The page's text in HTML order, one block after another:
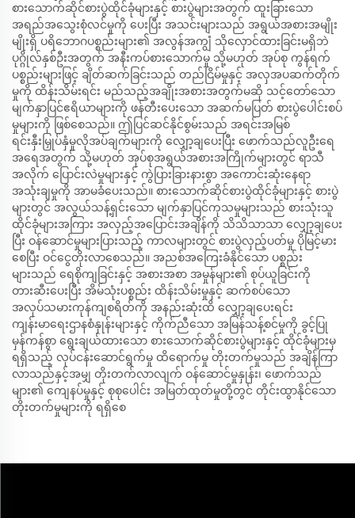
စားသောက်ဆိုင်စားပွဲထိုင်ခုံများနှင့် စားပွဲများအတွက် ထူးခြားသော
အရည်အသွေးစုံလင်မှုကို ပေးပြီး အသင်းများသည် အရွယ်အစားအမျိုး
မျိုးရှိ ပရိဘောဂပစ္စည်းများ၏ အလွန်အကျွံ သိုလှောင်ထားခြင်းမရှိဘဲ
ပုဂ္ဂိုလ်နှစ်ဦးအတွက် အနီးကပ်စားသောက်မှု သို့မဟုတ် အုပ်စု ကွန်ရက်
ပစ္စည်းများဖြင့် ချိတ်ဆက်ခြင်းသည် တည်ငြိမ်မှုနှင့် အလှအပဆက်တိုက်
မှုကို ထိန်းသိမ်းရင်း မည်သည့်အချိုးအစားအတွက်မဆို သင့်တော်သော
မျက်နှာပြင်ဧရိယာများကို ဖန်တီးပေးသော အဆက်မပြတ် စားပွဲပေါင်းစပ်
မှုများကို ဖြစ်စေသည်။ ဤပြင်ဆင်နိုင်စွမ်းသည် အရင်းအမြစ်
ရင်းနှီးမြှုပ်နှံမှုလိုအပ်ချက်များကို လျှော့ချပေးပြီး ဖောက်သည်လူဦးရေ
အရေအတွက် သို့မဟုတ် အုပ်စုအရွယ်အစားအကြိုက်များတွင် ရာသီ
အလိုက် ပြောင်းလဲမှုများနှင့် ကွဲပြားခြားနားစွာ အကောင်းဆုံးနေရာ
အသုံးချမှုကို အာမခံပေးသည်။ စားသောက်ဆိုင်စားပွဲထိုင်ခုံများနှင့် စားပွဲ
များတွင် အလွယ်သန့်ရှင်းသော မျက်နှာပြင်ကုသမှုများသည် စားသုံးသူ
ထိုင်ခုံများအကြား အလှည့်အပြောင်းအချိန်ကို သိသိသာသာ လျှော့ချပေး
ပြီး ဝန်ဆောင်မှုများပြားသည့် ကာလများတွင် စားပွဲလှည့်ပတ်မှု ပိုမြင့်မား
စေပြီး ဝင်ငွေတိုးလာစေသည်။ အညစ်အကြေးခံနိုင်သော ပစ္စည်း
များသည် ရေစိုကျခြင်းနှင့် အစားအစာ အမှုန်များ၏ စုပ်ယူခြင်းကို
တားဆီးပေးပြီး အိမ်သုံးပစ္စည်း ထိန်းသိမ်းမှုနှင့် ဆက်စပ်သော
အလုပ်သမားကုန်ကျစရိတ်ကို အနည်းဆုံးထိ လျှော့ချပေးရင်း
ကျန်းမာရေးဌာနစံနှုန်းများနှင့် ကိုက်ညီသော အမြန်သန့်စင်မှုကို ခွင့်ပြု
မှန်ကန်စွာ ရွေးချယ်ထားသော စားသောက်ဆိုင်စားပွဲများနှင့် ထိုင်ခုံများမှ
ရရှိသည့် လုပ်ငန်းဆောင်ရွက်မှု ထိရောက်မှု တိုးတက်မှုသည် အချိန်ကြာ
လာသည်နှင့်အမျှ တိုးတက်လာလျက် ဝန်ဆောင်မှုနှုန်း၊ ဖောက်သည်
များ၏ ကျေနပ်မှုနှင့် စုစုပေါင်း အမြတ်ထုတ်မှုတို့တွင် တိုင်းထွာနိုင်သော
တိုးတက်မှုများကို ရရှိစေ